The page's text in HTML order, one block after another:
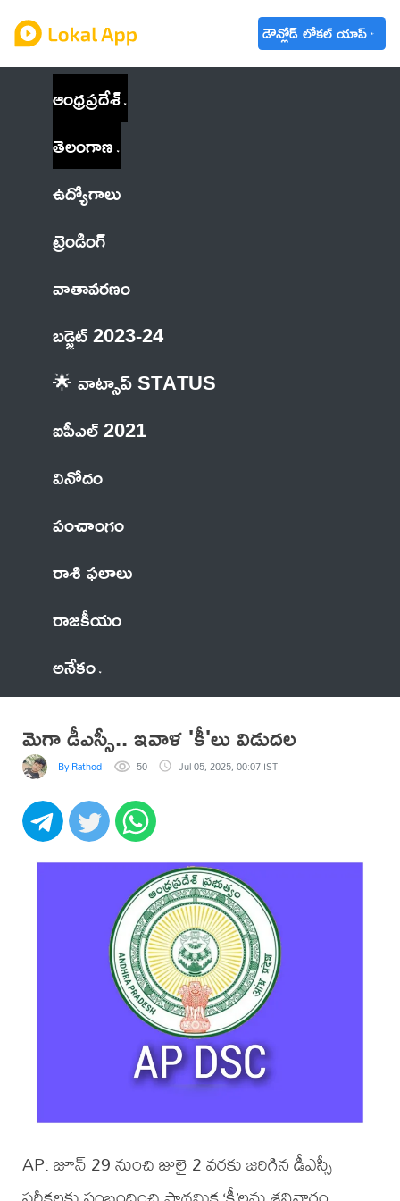
డౌన్లోడ్ లోకల్ యాప్
ఆంధ్రప్రదేశ్
తెలంగాణ
ఉద్యోగాలు
ట్రెండింగ్
వాతావరణం
బడ్జెట్ 2023-24
🌟 వాట్సాప్ STATUS
ఐపీఎల్ 2021
వినోదం
పంచాంగం
రాశి ఫలాలు
రాజకీయం
అనేకం
మెగా డీఎస్సీ.. ఇవాళ 'కీ'లు విడుదల
By Rathod 50 Jul 05, 2025, 00:07 IST
AP: జూన్ 29 నుంచి జులై 2 వరకు జరిగిన డీఎస్సీ